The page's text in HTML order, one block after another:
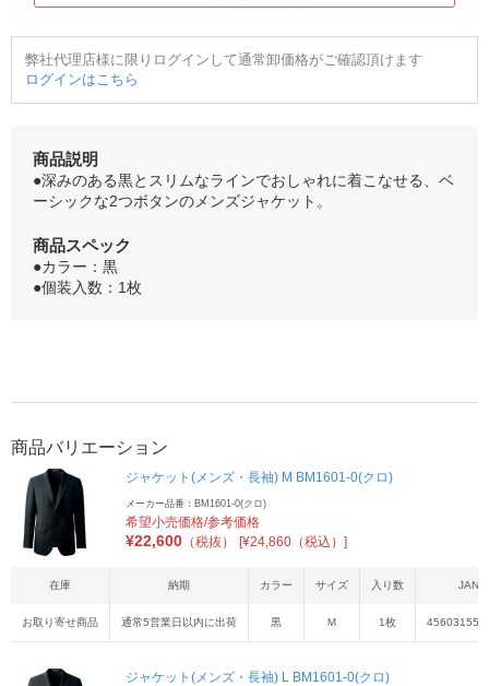
弊社代理店様に限りログインして通常卸価格がご確認頂けます
ログインはこちら
商品説明
●深みのある黒とスリムなラインでおしゃれに着こなせる、ベ
ーシックな2つボタンのメンズジャケット。
商品スペック
●カラー：黒
●個装入数：1枚
商品バリエーション
ジャケット(メンズ・長袖) M BM1601-0(クロ)
メーカー品番：BM1601-0(クロ)
希望小売価格/参考価格
¥22,600 （税抜） [¥24,860（税込）]
在庫 納期 カラー サイズ 入り数 JAN
お取り寄せ商品 通常5営業日以内に出荷 黒 Ｍ 1枚
ジャケット(メンズ・長袖) L BM1601-0(クロ)